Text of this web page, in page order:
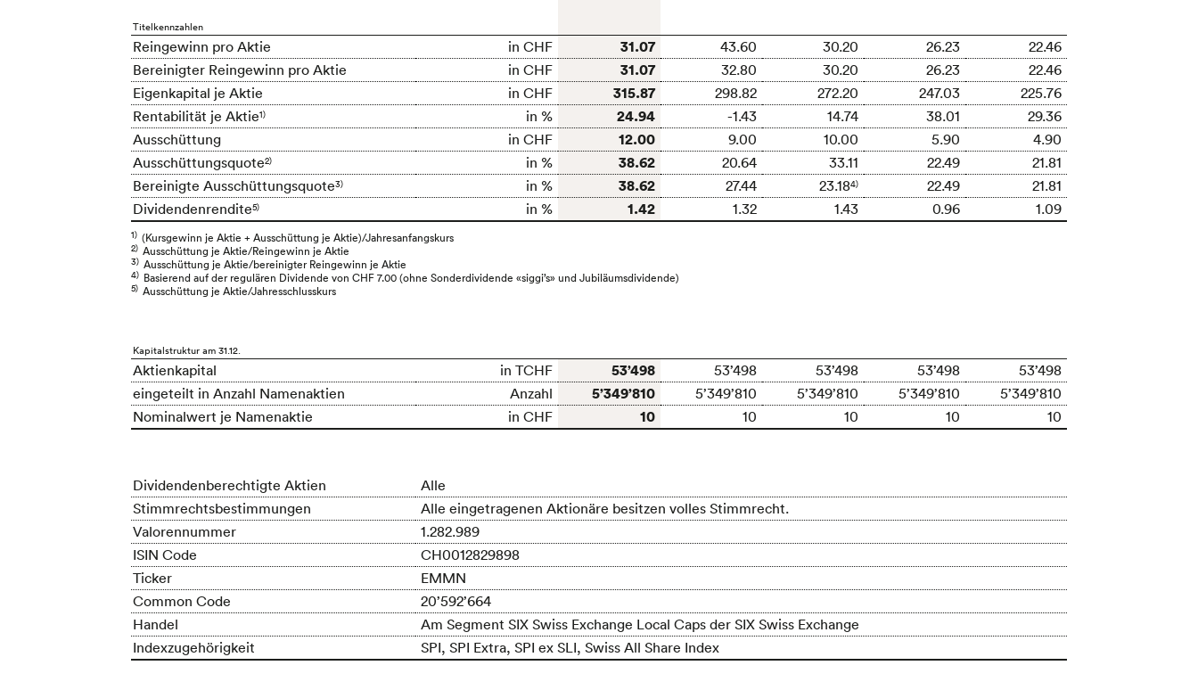
Titelkennzahlen
Reingewinn pro Aktie in CHF 31.07 43.60 30.20 26.23
22.46
Bereinigter Reingewinn pro Aktie
in CHF 31.07 32.80 30.20 26.23
22.46
Eigenkapital je Aktie
in CHF 315.87 298.82 272.20 247.03
225.76
Rentabilität je Aktie1) in % 24.94 -1.43 14.74 38.01
29.36
Ausschüttung
in CHF 12.00 9.00 10.00 5.90
4.90
Ausschüttungsquote2) in % 38.62 20.64 33.11 22.49
21.81
Bereinigte Ausschüttungsquote3) in % 38.62 27.44 23.184) 22.49
21.81
Dividendenrendite5) in % 1.42 1.32 1.43 0.96 1.09
1) (Kursgewinn je Aktie + Ausschüttung je Aktie)/Jahresanfangskurs
2) Ausschüttung je Aktie/Reingewinn je Aktie
3) Ausschüttung je Aktie/bereinigter Reingewinn je Aktie
4) Basierend auf der regulären Dividende von CHF 7.00 (ohne Sonderdividende «siggi’s» und Jubiläumsdividende)
5) Ausschüttung je Aktie/Jahresschlusskurs
Kapitalstruktur am 31.12.
Aktienkapital in TCHF 53’498 53’498 53’498 53’498
53’498
eingeteilt in Anzahl Namenaktien
Anzahl 5’349’810 5’349’810 5’349’810 5’349’810
5’349’810
Nominalwert je Namenaktie
in CHF 10 10 10 10 10
Dividendenberechtigte Aktien
Alle
Stimmrechtsbestimmungen
Alle eingetragenen Aktionäre besitzen volles Stimmrecht.
Valorennummer
1.282.989
ISIN Code
CH0012829898
Ticker
EMMN
Common Code
20’592’664
Handel
Am Segment SIX Swiss Exchange Local Caps der SIX Swiss Exchange
Indexzugehörigkeit
SPI, SPI Extra, SPI ex SLI, Swiss All Share Index